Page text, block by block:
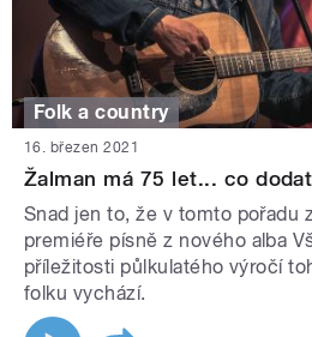
Folk a country
16. březen 2021
Žalman má 75 let... co
Snad jen to, že v tomto pořadu
premiéře písně z nového alba
příležitosti půlkulatého výročí
folku vychází.